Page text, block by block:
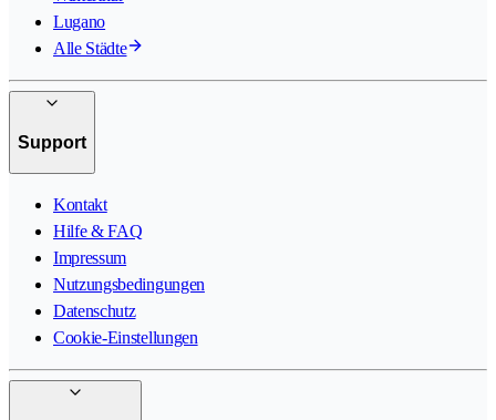
Lugano
Alle Städte
Support
Kontakt
Hilfe & FAQ
Impressum
Nutzungsbedingungen
Datenschutz
Cookie-Einstellungen